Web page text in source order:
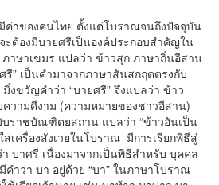
ของคนไทย ตั้งแต่โบราณจนถึงปัจจุบัน
ะต้องมีบายศรีเป็นองค์ประกอบสำคัญใน
าษาเขมร แปลว่า ข้าวสุก ภาษาถิ่นอีสาน
รี” เป็นคำมาจากภาษาสันสกฤตตรงกับ
งขวัญคำว่า “บายศรี” จึงแปลว่า ข้าว
วามดีงาม (ความหมายของชาวอีสาน)
ราชบัณฑิตยสถาน แปลว่า “ข้าวอันเป็น
เครื่องสังเวยในโบราณ มีการเรียกพิธีสู่
บาศรี เนื่องมาจากเป็นพิธีสำหรับ บุคคล
ำว่า บา อยู่ด้วย “บา” ในภาษาโบราณ